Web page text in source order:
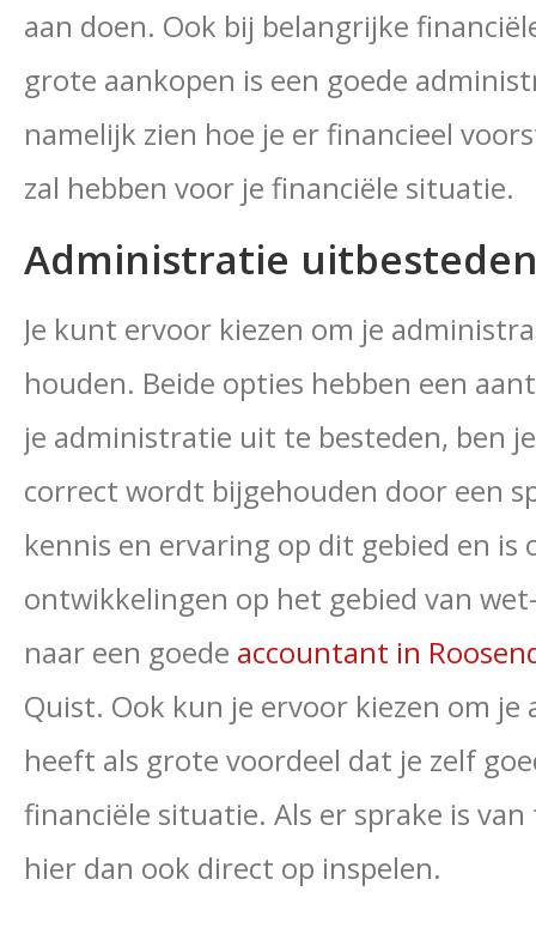
aan doen. Ook bij belangrijke
grote aankopen is een goede
namelijk zien hoe je er financieel
zal hebben voor je financiële situatie.
Administratie
Je kunt ervoor kiezen om je
houden. Beide opties hebben een
je administratie uit te besteden, ben
correct wordt bijgehouden door een
kennis en ervaring op dit gebied en is
ontwikkelingen op het gebied van
naar een goede accountant in
Quist. Ook kun je ervoor kiezen om
heeft als grote voordeel dat je zelf
financiële situatie. Als er sprake is
hier dan ook direct op inspelen.